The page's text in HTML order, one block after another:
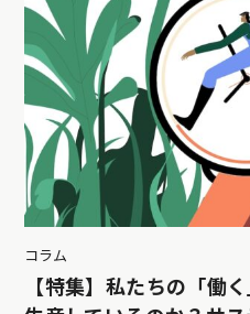
コラム
【特集】私たちの「働